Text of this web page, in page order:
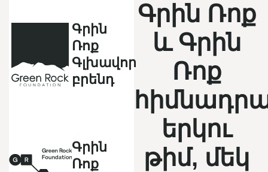
Գրին
Ռոք
Գլխավոր
բրենդ
Գրին
Ռոք
Գրին Ռոք
և Գրին
Ռոք
երկու
թիմ, մեկ